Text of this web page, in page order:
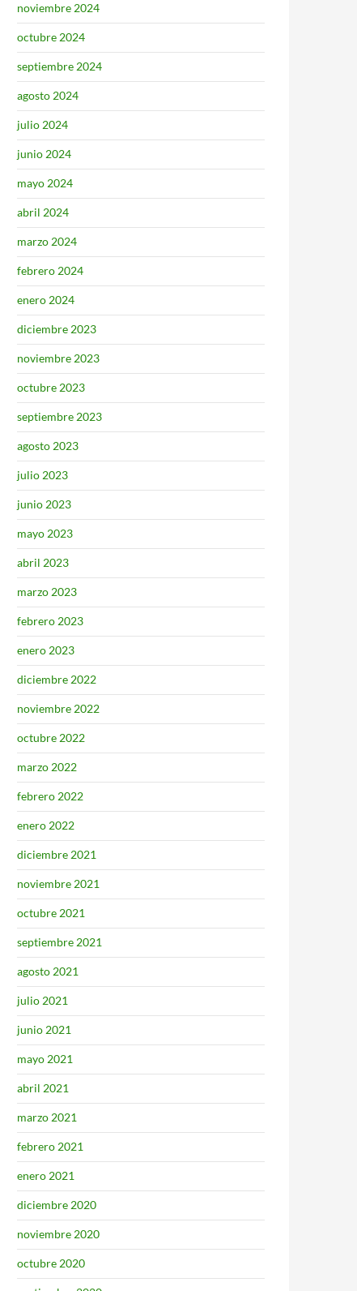
noviembre 2024
octubre 2024
septiembre 2024
agosto 2024
julio 2024
junio 2024
mayo 2024
abril 2024
marzo 2024
febrero 2024
enero 2024
diciembre 2023
noviembre 2023
octubre 2023
septiembre 2023
agosto 2023
julio 2023
junio 2023
mayo 2023
abril 2023
marzo 2023
febrero 2023
enero 2023
diciembre 2022
noviembre 2022
octubre 2022
marzo 2022
febrero 2022
enero 2022
diciembre 2021
noviembre 2021
octubre 2021
septiembre 2021
agosto 2021
julio 2021
junio 2021
mayo 2021
abril 2021
marzo 2021
febrero 2021
enero 2021
diciembre 2020
noviembre 2020
octubre 2020